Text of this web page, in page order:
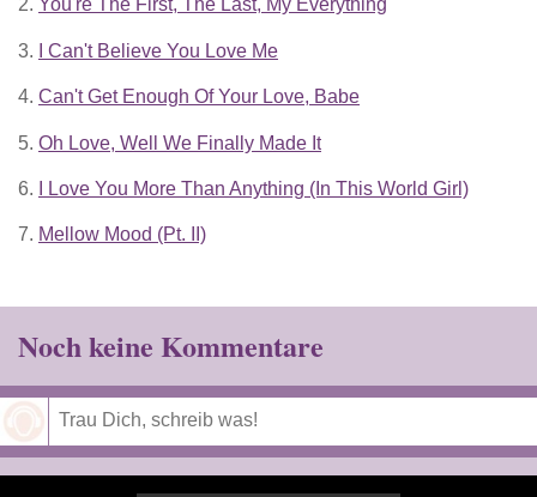
2. You're The First, The Last, My Everything
3. I Can't Believe You Love Me
4. Can't Get Enough Of Your Love, Babe
5. Oh Love, Well We Finally Made It
6. I Love You More Than Anything (In This World Girl)
7. Mellow Mood (Pt. II)
Noch keine Kommentare